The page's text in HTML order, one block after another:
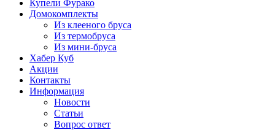
Купели Фурако
Домокомплекты
Из клееного бруса
Из термобруса
Из мини-бруса
Хабер Куб
Акции
Контакты
Информация
Новости
Статьи
Вопрос ответ